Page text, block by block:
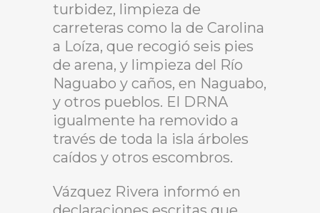
turbidez, limpieza de
carreteras como la de Carolina
a Loíza, que recogió seis pies
de arena, y limpieza del Río
Naguabo y caños, en Naguabo,
y otros pueblos. El DRNA
igualmente ha removido a
través de toda la isla árboles
caídos y otros escombros.
Vázquez Rivera informó en